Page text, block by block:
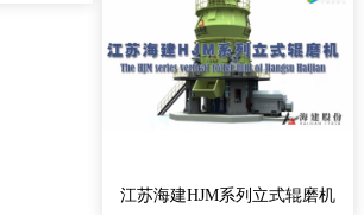
江苏海建HJM系列立式辊磨机